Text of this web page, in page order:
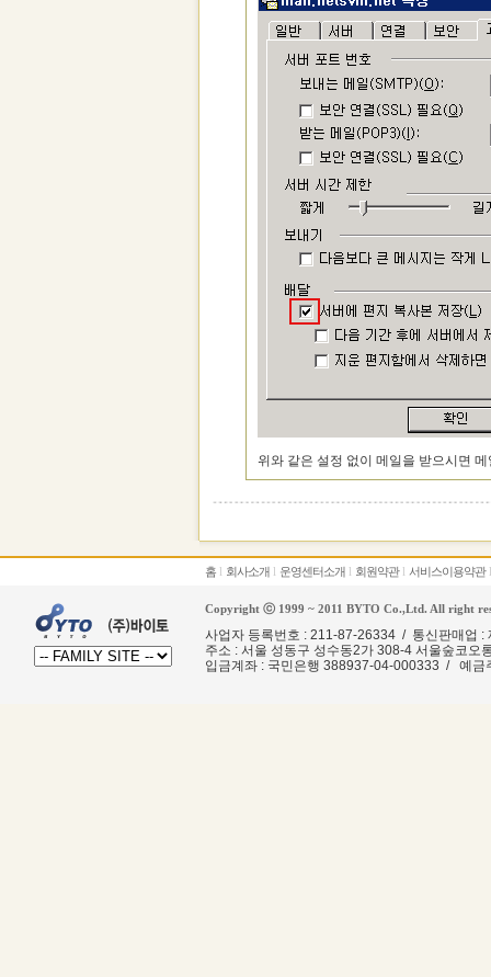
위와 같은 설정 없이 메일을 받으시면
홈 l 회사소개 l 운영센터소개 l 회원약관l 서비스이용약관
Copyright ⓒ 1999 ~ 2011 BYTO Co.,Ltd. All right
사업자 등록번호 : 211-87-26334 / 통신판매업
주소 : 서울 성동구 성수동2가 308-4 서울숲코
입금계좌 : 국민은행 388937-04-000333 / 예